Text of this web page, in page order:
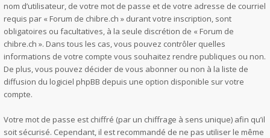
nom d’utilisateur, de votre mot de passe et de votre adresse de courriel
requis par « Forum de chibre.ch » durant votre inscription, sont
obligatoires ou facultatives, à la seule discrétion de « Forum de
chibre.ch ». Dans tous les cas, vous pouvez contrôler quelles
informations de votre compte vous souhaitez rendre publiques ou non.
De plus, vous pouvez décider de vous abonner ou non à la liste de
diffusion du logiciel phpBB depuis une option disponible sur votre
compte.
Votre mot de passe est chiffré (par un chiffrage à sens unique) afin qu’il
soit sécurisé. Cependant, il est recommandé de ne pas utiliser le même